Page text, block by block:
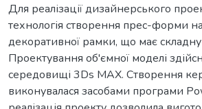
Для реалізації дизайнерського
технологія створення прес-форми
декоративної рамки, що має
Проектування об'ємної моделі
середовищі 3Ds MAX. Створення
виконувалася засобами програми